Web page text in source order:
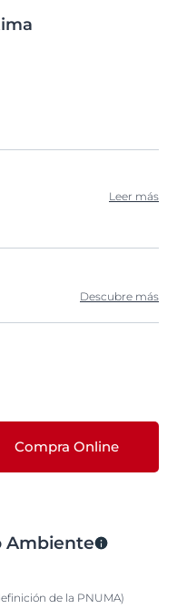
Leer más
Descubre más
Compra Online
Ambiente
de la PNUMA)